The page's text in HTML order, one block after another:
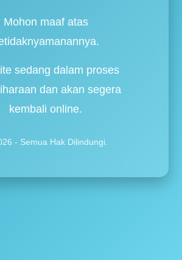
Mohon maaf atas
sedang dalam proses
dan akan segera
kembali online.
- Semua Hak Dilindungi.